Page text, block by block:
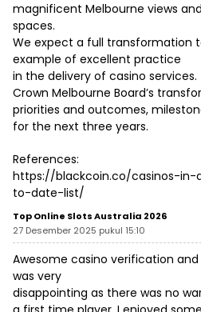
magnificent Melbourne views
spaces.
We expect a full transformation
example of excellent practice
in the delivery of casino
Crown Melbourne Board’s
priorities and outcomes,
for the next three years.
References:
https://blackcoin.co/casinos-in-
to-date-list/
Top Online Slots Australia 2026
27 Desember 2025 pukul 15:10
Awesome casino verification
was very
disappointing as there was no